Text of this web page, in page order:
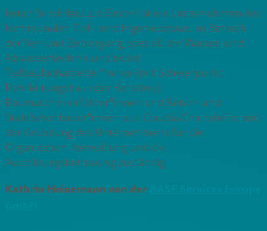
beton & rohrbau 2.0 GmbH ist ein Unternehmen des
kommunalen Tief- und Ingenieurbaus im Bereich
der Ver- und Entsorgung, speziell der Wasser- und
Abwassertechnik und bildet
Tiefbaufacharbeiter*innen (mit Schwerpunkt
Rohrleitungsbau oder Kanalbau),
Baumaschinenführer*innen und Beton- und
Stahlbetonbauer*innen aus. Claudia Charrabé ist seit
der Gründung des Unternehmens für die
Organisation, Verwaltung und die
Ausbildungsbetreuung zuständig.
Kathrin Heinemann von der